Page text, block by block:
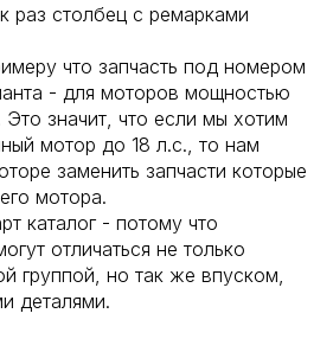
раз столбец с ремарками
что запчасть под номером
- для моторов мощностью
Это значит, что если мы хотим
мотор до 18 л.с., то нам
заменить запчасти которые
мотора.
каталог - потому что
отличаться не только
группой, но так же впуском,
деталями.